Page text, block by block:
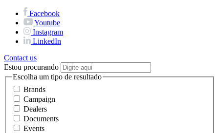
Facebook
Youtube
Instagram
LinkedIn
Contact us
Estou procurando
Escolha um tipo de resultado
Brands
Campaign
Dealers
Documents
Events